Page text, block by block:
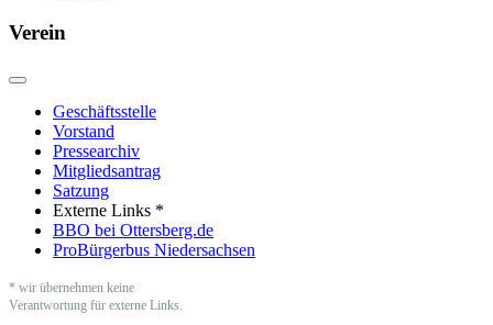
Verein
Geschäftsstelle
Vorstand
Pressearchiv
Mitgliedsantrag
Satzung
Externe Links *
BBO bei Ottersberg.de
ProBürgerbus Niedersachsen
* wir übernehmen keine
Verantwortung für externe Links.